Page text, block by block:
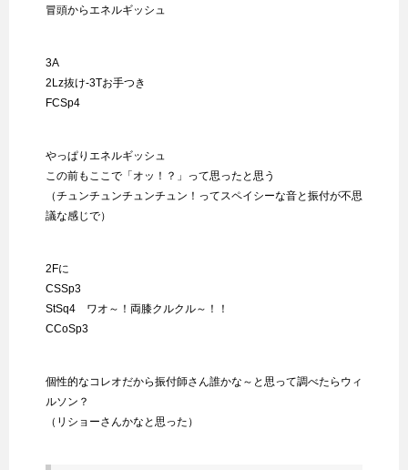
冒頭からエネルギッシュ
3A
2Lz抜け-3Tお手つき
FCSp4
やっぱりエネルギッシュ
この前もここで「オッ！？」って思ったと思う
（チュンチュンチュンチュン！ってスペイシーな音と振付が不思
議な感じで）
2Fに
CSSp3
StSq4 ワオ～！両膝クルクル～！！
CCoSp3
個性的なコレオだから振付師さん誰かな～と思って調べたらウィ
ルソン？
（リショーさんかなと思った）